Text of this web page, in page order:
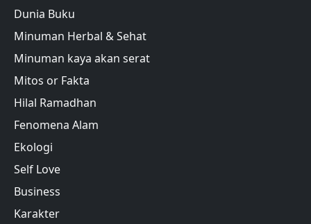
Dunia Buku
Minuman Herbal & Sehat
Minuman kaya akan serat
Mitos or Fakta
Hilal Ramadhan
Fenomena Alam
Ekologi
Self Love
Business
Karakter